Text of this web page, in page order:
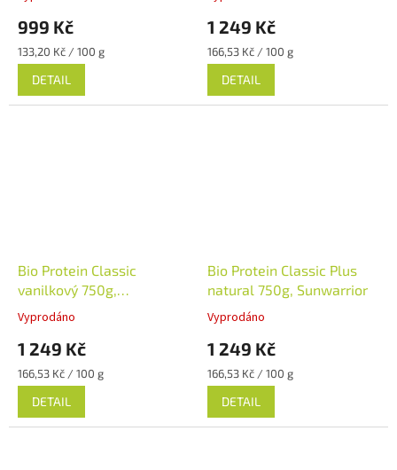
999 Kč
Měrná
cena:
133,20 Kč / 100 g
DETAIL
1 249 Kč
Měrná
cena:
166,53 Kč / 100 g
DETAIL
Bio Protein Classic
vanilkový 750g,
Sunwarrior
Vyprodáno
1 249 Kč
Měrná
cena:
166,53 Kč / 100 g
DETAIL
Bio Protein Classic Plus
natural 750g, Sunwarrior
Vyprodáno
1 249 Kč
Měrná
cena:
166,53 Kč / 100 g
DETAIL